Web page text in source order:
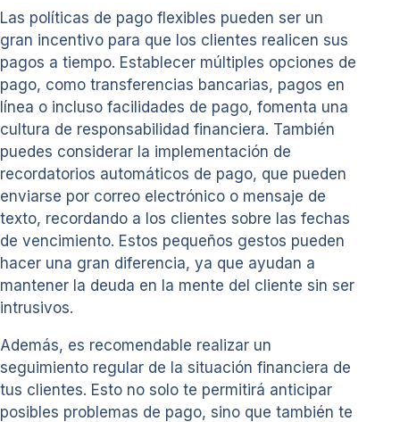
Las políticas de pago flexibles pueden ser un
gran incentivo para que los clientes realicen sus
pagos a tiempo. Establecer múltiples opciones de
pago, como transferencias bancarias, pagos en
línea o incluso facilidades de pago, fomenta una
cultura de responsabilidad financiera. También
puedes considerar la implementación de
recordatorios automáticos de pago, que pueden
enviarse por correo electrónico o mensaje de
texto, recordando a los clientes sobre las fechas
de vencimiento. Estos pequeños gestos pueden
hacer una gran diferencia, ya que ayudan a
mantener la deuda en la mente del cliente sin ser
intrusivos.
Además, es recomendable realizar un
seguimiento regular de la situación financiera de
tus clientes. Esto no solo te permitirá anticipar
posibles problemas de pago, sino que también te